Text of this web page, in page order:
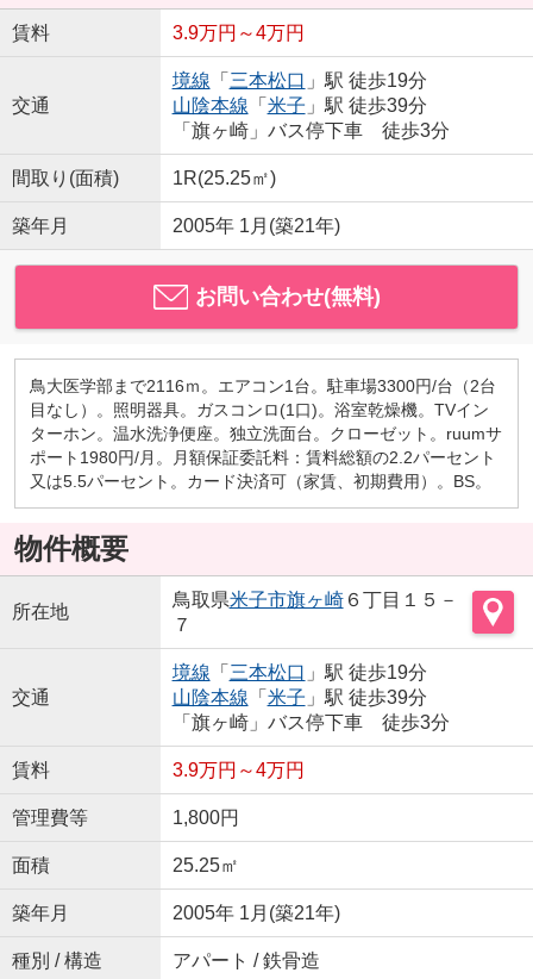
賃料 3.9万円～4万円
交通
境線 「 三本松口 」駅 徒歩19分
山陰本線 「 米子 」駅 徒歩39分
「旗ヶ崎」バス停下車 徒歩3分
間取り(面積) 1R(25.25㎡)
築年月 2005年 1月(築21年)
お問い合わせ(無料)
鳥大医学部まで2116ｍ。エアコン1台。駐車場3300円/台（2台
目なし）。照明器具。ガスコンロ(1口)。浴室乾燥機。TVイン
ターホン。温水洗浄便座。独立洗面台。クローゼット。ruumサ
ポート1980円/月。月額保証委託料：賃料総額の2.2パーセント
又は5.5パーセント。カード決済可（家賃、初期費用）。BS。
物件概要
所在地
鳥取県米子市旗ヶ崎６丁目１５－
７
交通
境線 「 三本松口 」駅 徒歩19分
山陰本線 「 米子 」駅 徒歩39分
「旗ヶ崎」バス停下車 徒歩3分
賃料 3.9万円～4万円
管理費等 1,800円
面積 25.25㎡
築年月 2005年 1月(築21年)
種別 / 構造 アパート / 鉄骨造